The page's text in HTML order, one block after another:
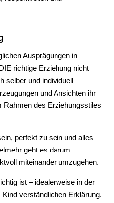
Ausprägungen in
richtige Erziehung nicht
selber und individuell
und Ansichten ihr
Rahmen des Erziehungsstiles
perfekt zu sein und alles
geht es darum
miteinander umzugehen.
ist – idealerweise in der
verständlichen Erklärung.